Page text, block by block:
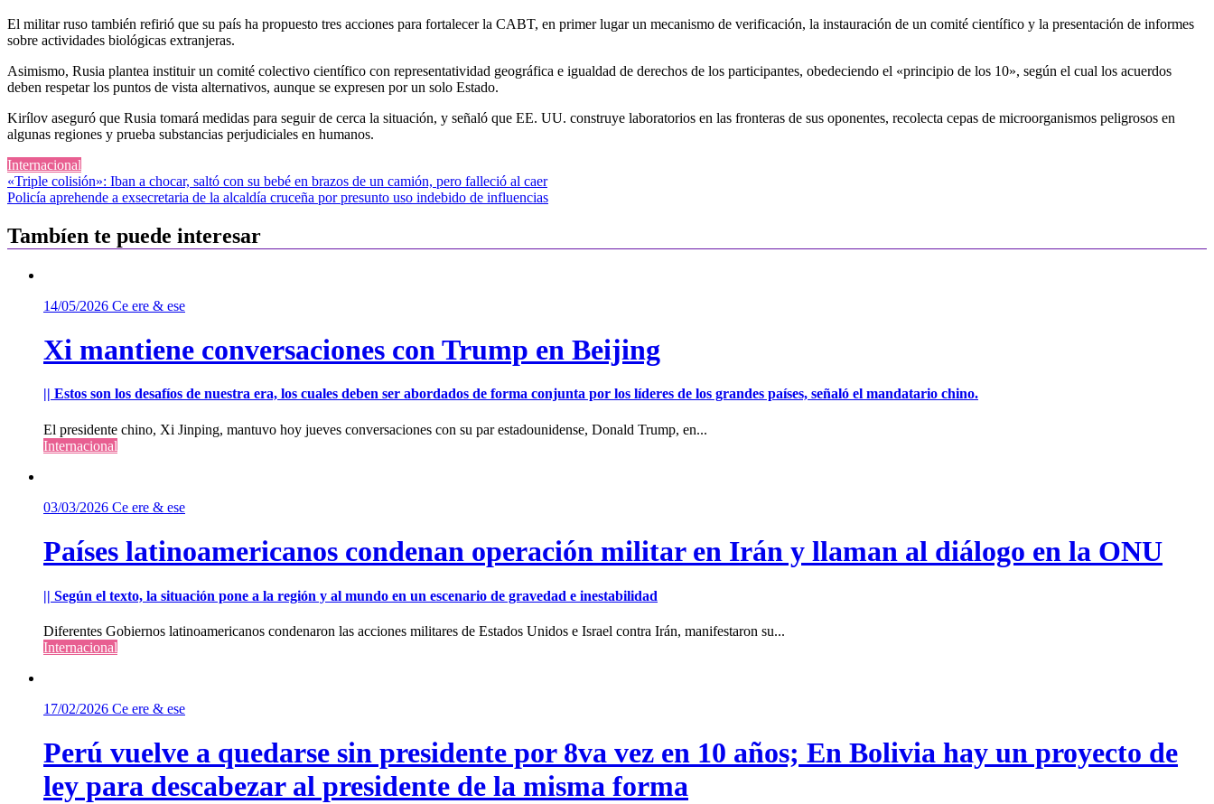
El militar ruso también refirió que su país ha propuesto tres acciones para fortalecer la CABT, en primer lugar un mecanismo de verificación, la instauración de un comité científico y la presentación de informes
sobre actividades biológicas extranjeras.
Asimismo, Rusia plantea instituir un comité colectivo científico con representatividad geográfica e igualdad de derechos de los participantes, obedeciendo el «principio de los 10», según el cual los acuerdos
deben respetar los puntos de vista alternativos, aunque se expresen por un solo Estado.
Kirílov aseguró que Rusia tomará medidas para seguir de cerca la situación, y señaló que EE. UU. construye laboratorios en las fronteras de sus oponentes, recolecta cepas de microorganismos peligrosos en
algunas regiones y prueba substancias perjudiciales en humanos.
Internacional
Navegación
de
entradas
«Triple colisión»: Iban a chocar, saltó con su bebé en brazos de un camión, pero falleció al caer
Policía aprehende a exsecretaria de la alcaldía cruceña por presunto uso indebido de influencias
Tambíen te puede interesar
14/05/2026 Ce ere & ese
Xi mantiene conversaciones con Trump en Beijing
|| Estos son los desafíos de nuestra era, los cuales deben ser abordados de forma conjunta por los líderes de los grandes países, señaló el mandatario chino.
El presidente chino, Xi Jinping, mantuvo hoy jueves conversaciones con su par estadounidense, Donald Trump, en...
Internacional
03/03/2026 Ce ere & ese
Países latinoamericanos condenan operación militar en Irán y llaman al diálogo en la ONU
|| Según el texto, la situación pone a la región y al mundo en un escenario de gravedad e inestabilidad
Diferentes Gobiernos latinoamericanos condenaron las acciones militares de Estados Unidos e Israel contra Irán, manifestaron su...
Internacional
17/02/2026 Ce ere & ese
Perú vuelve a quedarse sin presidente por 8va vez en 10 años; En Bolivia hay un proyecto de
ley para descabezar al presidente de la misma forma